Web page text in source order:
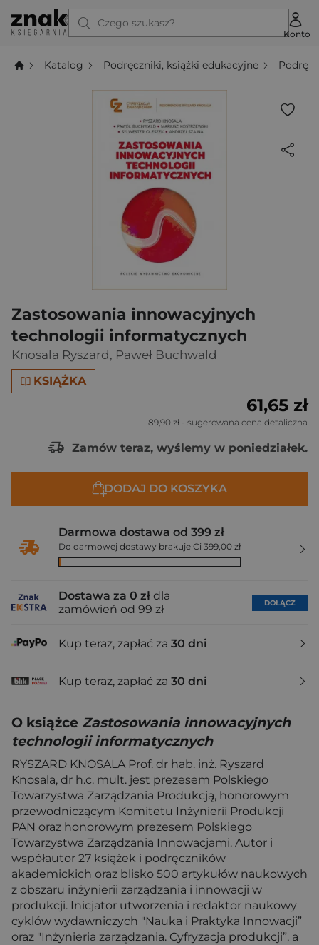
Czego szukasz?
Konto
Katalog Podręczniki, książki edukacyjne
Zastosowania innowacyjnych
technologii informatycznych
Knosala Ryszard, Paweł Buchwald
KSIĄŻKA
61,65 zł
89,90 zł - sugerowana cena detaliczna
Zamów teraz, wyślemy w poniedziałek.
DODAJ DO KOSZYKA
Darmowa dostawa od 399 zł
Do darmowej dostawy brakuje Ci 399,00 zł
Dostawa za 0 zł dla
zamówień od 99 zł
DOŁĄCZ
Kup teraz, zapłać za 30 dni
Kup teraz, zapłać za 30 dni
O książce Zastosowania innowacyjnych
technologii informatycznych
RYSZARD KNOSALA Prof. dr hab. inż. Ryszard
Knosala, dr h.c. mult. jest prezesem Polskiego
Towarzystwa Zarządzania Produkcją, honorowym
przewodniczącym Komitetu Inżynierii Produkcji
PAN oraz honorowym prezesem Polskiego
Towarzystwa Zarządzania Innowacjami. Autor i
współautor 27 książek i podręczników
akademickich oraz blisko 500 artykułów naukowych
z obszaru inżynierii zarządzania i innowacji w
produkcji. Inicjator utworzenia i redaktor naukowy
cyklów wydawniczych "Nauka i Praktyka Innowacji”
oraz "Inżynieria zarządzania. Cyfryzacja produkcji”, a